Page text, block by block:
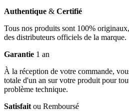
Authentique & Certifié
Tous nos produits sont 100%
des distributeurs officiels de la marque.
Garantie 1 an
À la réception de votre commande,
totale d'un an sur votre produit pour
problème technique.
Satisfait ou Remboursé